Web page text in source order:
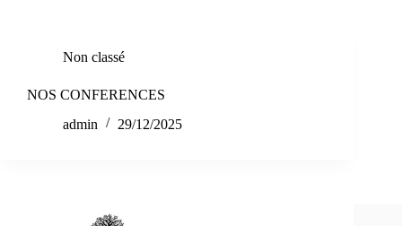
Non classé
NOS CONFERENCES
admin
29/12/2025